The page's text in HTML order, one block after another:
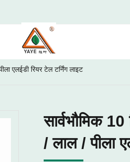
एलईडी रियर टेल टर्निंग लाइट
सार्वभौमिक
/ लाल / पीला